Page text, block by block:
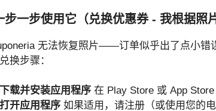
步一步使用它（兑换优惠券 - 我根据照
无法恢复照片——订单似乎出了点小错
换步骤：
下载并安装应用程序 在 Play Store 或 App Store
打开应用程序 如果适用，请注册（或使用您的